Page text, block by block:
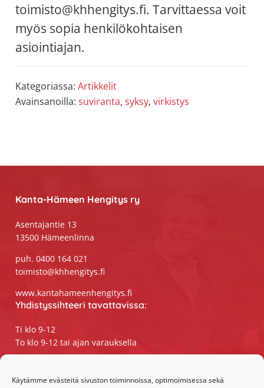
Käytämme evästeitä sivuston toiminnoissa, optimoimisessa sekä
toimisto@khhengitys.fi. Tarvittaessa voit
myös sopia henkilökohtaisen
asiointiajan.
Kategoriassa: Artikkelit
Avainsanoilla: suviranta, syksy, virkistys
Kanta-Hämeen Hengitys ry
Asentajantie 13
13500 Hämeenlinna
puh. 0400 164 021
toimisto@khhengitys.fi
www.kantahameenhengitys.fi
Yhdistyssihteeri tavattavissa:
Ti klo 9-12
To klo 9-12 tai ajan varauksella